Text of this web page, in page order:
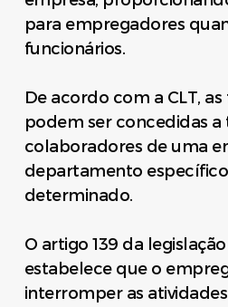
para empregadores
funcionários.
De acordo com a CLT,
podem ser concedidas a
colaboradores de uma
departamento
determinado.
O artigo 139 da
estabelece que o
interromper as